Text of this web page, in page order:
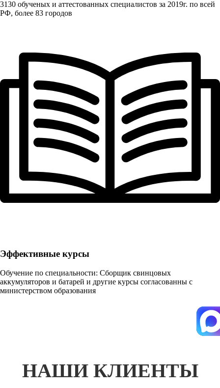
3130 обученых и аттестованных специалистов за 2019г. по всей
РФ, более 83 городов
Эффективные курсы
Обучение по специальности: Сборщик свинцовых
аккумуляторов и батарей и другие курсы согласованны с
министерством образования
НАШИ КЛИЕНТЫ